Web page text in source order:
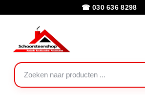
☎ 030 636 8298